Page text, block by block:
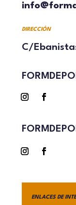
DIRECCIÓN
C/
ENLACES DE